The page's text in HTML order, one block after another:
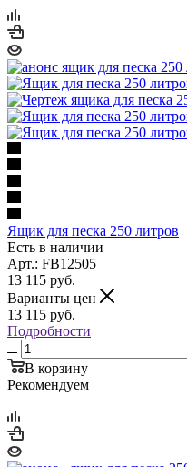
Ящик для песка 250 литров
Есть в наличии
Арт.: FB12505
13 115 руб.
Варианты цен
13 115 руб.
Подробности
В корзину
Рекомендуем